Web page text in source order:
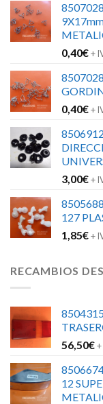
0,40€+
0,40€+
3,00€+
127
1,85€+
RECAMBIOS
56,50€
12